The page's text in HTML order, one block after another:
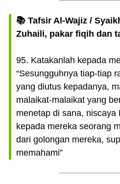
📚 Tafsir Al-Wajiz /
Zuhaili, pakar fiqih dan
95. Katakanlah kepada
“Sesungguhnya tiap-tiap
yang diutus kepadanya,
malaikat-malaikat yang
menetap di sana, niscaya
kepada mereka seorang
dari golongan mereka,
memahami”